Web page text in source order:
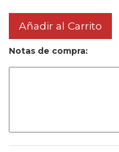
Añadir al Carrito
Notas de compra: